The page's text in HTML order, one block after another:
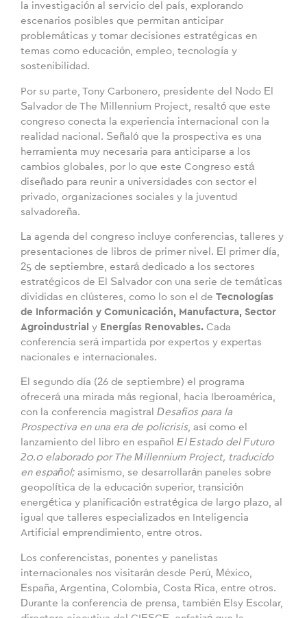
la investigación al servicio del país, explorando
escenarios posibles que permitan anticipar
problemáticas y tomar decisiones estratégicas en
temas como educación, empleo, tecnología y
sostenibilidad.
Por su parte, Tony Carbonero, presidente del Nodo El
Salvador de The Millennium Project, resaltó que este
congreso conecta la experiencia internacional con la
realidad nacional. Señaló que la prospectiva es una
herramienta muy necesaria para anticiparse a los
cambios globales, por lo que este Congreso está
diseñado para reunir a universidades con sector el
privado, organizaciones sociales y la juventud
salvadoreña.
La agenda del congreso incluye conferencias, talleres y
presentaciones de libros de primer nivel. El primer día,
25 de septiembre, estará dedicado a los sectores
estratégicos de El Salvador con una serie de temáticas
divididas en clústeres, como lo son el de Tecnologías
de Información y Comunicación, Manufactura, Sector
Agroindustrial y Energías Renovables. Cada
conferencia será impartida por expertos y expertas
nacionales e internacionales.
El segundo día (26 de septiembre) el programa
ofrecerá una mirada más regional, hacia Iberoamérica,
con la conferencia magistral Desafíos para la
Prospectiva en una era de policrisis, así como el
lanzamiento del libro en español El Estado del Futuro
20.0 elaborado por The Millennium Project, traducido
en español; asimismo, se desarrollarán paneles sobre
geopolítica de la educación superior, transición
energética y planificación estratégica de largo plazo, al
igual que talleres especializados en Inteligencia
Artificial emprendimiento, entre otros.
Los conferencistas, ponentes y panelistas
internacionales nos visitarán desde Perú, México,
España, Argentina, Colombia, Costa Rica, entre otros.
Durante la conferencia de prensa, también Elsy Escolar,